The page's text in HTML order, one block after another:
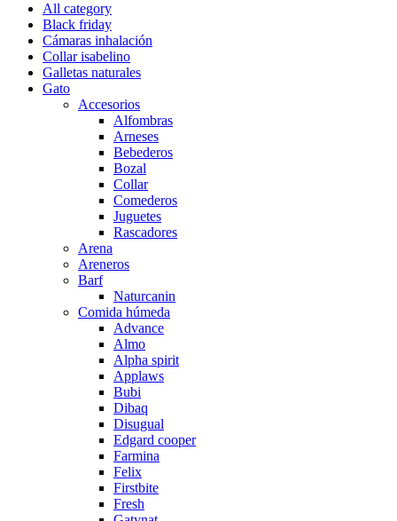
All category
Black friday
Cámaras inhalación
Collar isabelino
Galletas naturales
Gato
Accesorios
Alfombras
Arneses
Bebederos
Bozal
Collar
Comederos
Juguetes
Rascadores
Arena
Areneros
Barf
Naturcanin
Comida húmeda
Advance
Almo
Alpha spirit
Applaws
Bubi
Dibaq
Disugual
Edgard cooper
Farmina
Felix
Firstbite
Fresh